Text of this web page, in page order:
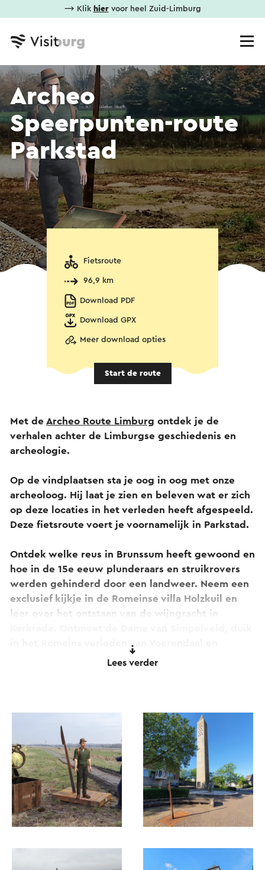
⟶ Klik hiervoor heel Zuid-Limburg
Archeo
Speerpunten-route
Parkstad
Fietsroute
96,9 km
Download PDF
Download GPX
Meer download opties
Start de route
Met de Archeo Route Limburg ontdek je de
verhalen achter de Limburgse geschiedenis en
archeologie.
Op de vindplaatsen sta je oog in oog met onze
archeoloog. Hij laat je zien en beleven wat er zich
op deze locaties in het verleden heeft afgespeeld.
Deze fietsroute voert je voornamelijk in Parkstad.
Ontdek welke reus in Brunssum heeft gewoond en
hoe in de 15e eeuw plunderaars en struikrovers
werden gehinderd door een landweer. Neem een
exclusief kijkje in de Romeinse villa Holzkuil en
leer over het ontstaan van de wijngracht in
in het Romeins verleden van Voerendaal en
Klimmen en herbeleef de middeleeuwen onder de
De totale route is ruim 96 km lang maar je kunt er
voor kiezen om de route in twee tochten in te
delen.
Lees verder